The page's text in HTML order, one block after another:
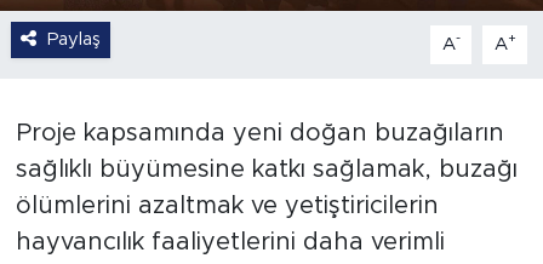
Paylaş A- A+
Proje kapsamında yeni doğan buzağıların
sağlıklı büyümesine katkı sağlamak, buzağı
ölümlerini azaltmak ve yetiştiricilerin
hayvancılık faaliyetlerini daha verimli